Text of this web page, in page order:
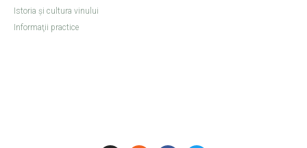
Istoria şi cultura vinului
Informaţii practice